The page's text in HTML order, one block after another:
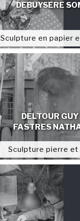
DEBUYSERE
Sculpture en papier
DELTOUR
FASTRES
Sculpture pierre